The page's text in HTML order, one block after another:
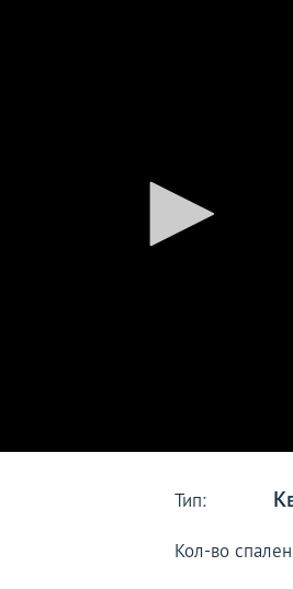
Тип:
Кол-во